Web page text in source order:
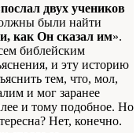
послал двух учеников
были найти
как Он сказал им».
библейским
и эту историю
тем, что, мол,
и мог заранее
и тому подобное. Но
Нет, конечно.